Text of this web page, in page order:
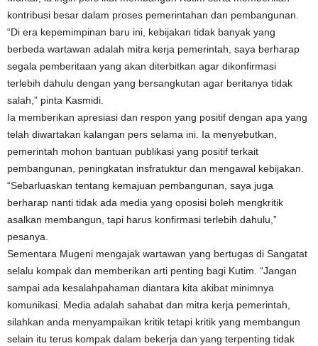
kontribusi besar dalam proses pemerintahan dan pembangunan.
“Di era kepemimpinan baru ini, kebijakan tidak banyak yang
berbeda wartawan adalah mitra kerja pemerintah, saya berharap
segala pemberitaan yang akan diterbitkan agar dikonfirmasi
terlebih dahulu dengan yang bersangkutan agar beritanya tidak
salah,” pinta Kasmidi.
Ia memberikan apresiasi dan respon yang positif dengan apa yang
telah diwartakan kalangan pers selama ini. Ia menyebutkan,
pemerintah mohon bantuan publikasi yang positif terkait
pembangunan, peningkatan insfratuktur dan mengawal kebijakan.
“Sebarluaskan tentang kemajuan pembangunan, saya juga
berharap nanti tidak ada media yang oposisi boleh mengkritik
asalkan membangun, tapi harus konfirmasi terlebih dahulu,”
pesanya.
Sementara Mugeni mengajak wartawan yang bertugas di Sangatat
selalu kompak dan memberikan arti penting bagi Kutim. “Jangan
sampai ada kesalahpahaman diantara kita akibat minimnya
komunikasi. Media adalah sahabat dan mitra kerja pemerintah,
silahkan anda menyampaikan kritik tetapi kritik yang membangun
selain itu terus kompak dalam bekerja dan yang terpenting tidak